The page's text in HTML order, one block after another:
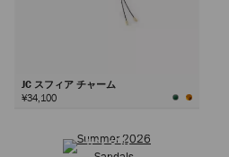
JC スフィア チャーム
¥34,100
サンダル